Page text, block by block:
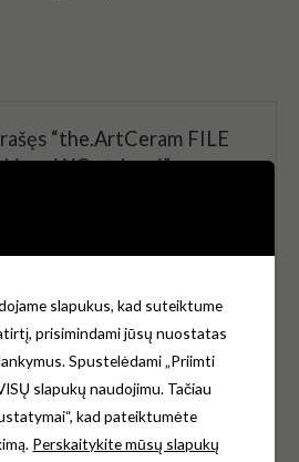
“the.ArtCeram FILE
WC sėdynei”
skelbiamas.
slapukus, kad suteiktume
prisimindami jūsų nuostatas
Spustelėdami „Priimti
slapukų naudojimu. Tačiau
kad pateiktumėte
Perskaitykite mūsų slapukų